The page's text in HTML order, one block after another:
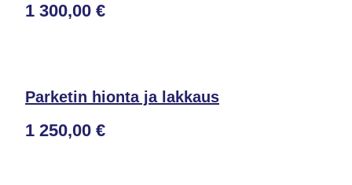
1 300,00 €
Parketin hionta ja lakkaus
1 250,00 €